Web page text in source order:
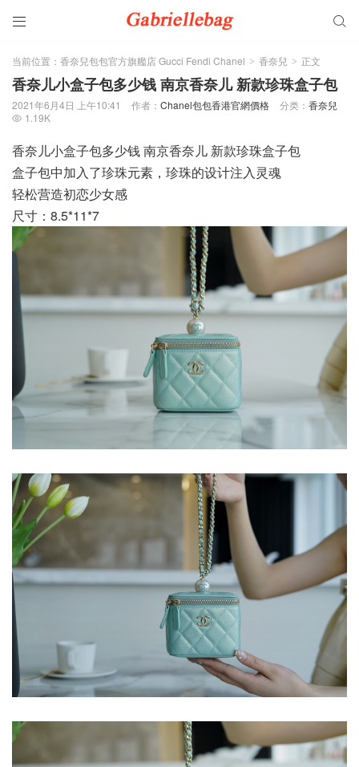
 
当前位置： 香奈兒包包官方旗艦店 Gucci Fendi Chanel > 香奈兒 > 正文
香奈儿小盒子包多少钱 南京香奈儿 新款珍珠盒子包
2021年6月4日 上午10:41 作者： Chanel包包香港官網價格 分类： 香奈兒
 1.19K
香奈儿小盒子包多少钱 南京香奈儿 新款珍珠盒子包
盒子包中加入了珍珠元素，珍珠的设计注入灵魂
轻松营造初恋少女感
尺寸：8.5*11*7